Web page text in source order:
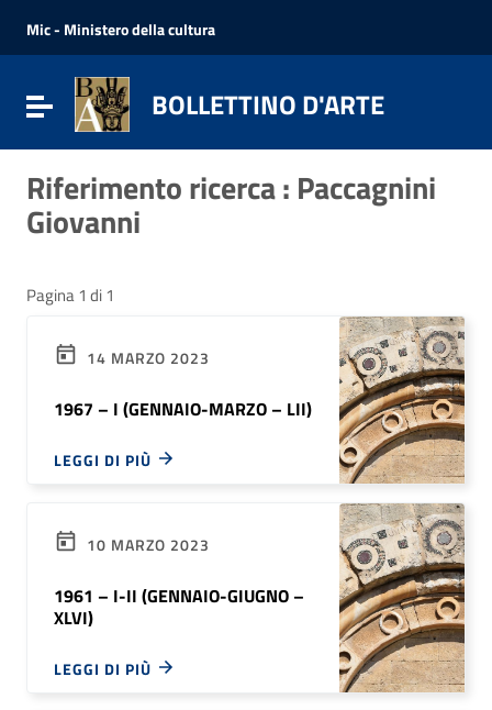
Vai al menu di navigazione
Vai al footer
Mic - Ministero della cultura
Attiva / disattiva la navigazione
BOLLETTINO D'ARTE
Riferimento ricerca : Paccagnini
Giovanni
Pagina 1 di 1
14 MARZO 2023
1967 – I (GENNAIO-MARZO – LII)
LEGGI DI PIÙ
10 MARZO 2023
1961 – I-II (GENNAIO-GIUGNO –
XLVI)
LEGGI DI PIÙ